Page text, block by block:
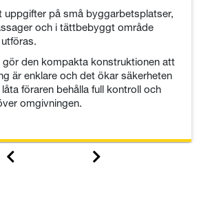
uppgifter på små byggarbetsplatser,
och i tättbebyggt område
gör den kompakta konstruktionen att
är enklare och det ökar säkerheten
föraren behålla full kontroll och
omgivningen.